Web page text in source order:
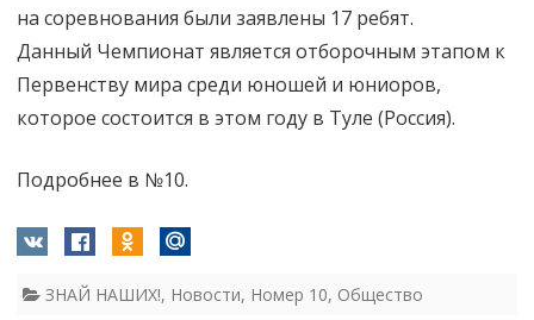
на соревнования были заявлены 17 ребят.
Данный Чемпионат является отборочным этапом к
Первенству мира среди юношей и юниоров,
которое состоится в этом году в Туле (Россия).
Подробнее в №10.
ЗНАЙ НАШИХ!, Новости, Номер 10, Общество